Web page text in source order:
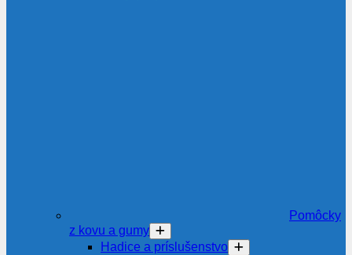
Pomôcky
z kovu a gumy
Hadice a príslušenstvo